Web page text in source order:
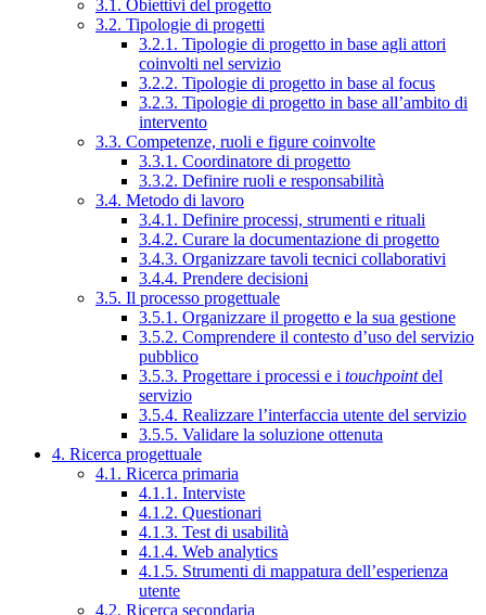
3.1. Obiettivi del progetto
3.2. Tipologie di progetti
3.2.1. Tipologie di progetto in base agli attori
coinvolti nel servizio
3.2.2. Tipologie di progetto in base al focus
3.2.3. Tipologie di progetto in base all’ambito di
intervento
3.3. Competenze, ruoli e figure coinvolte
3.3.1. Coordinatore di progetto
3.3.2. Definire ruoli e responsabilità
3.4. Metodo di lavoro
3.4.1. Definire processi, strumenti e rituali
3.4.2. Curare la documentazione di progetto
3.4.3. Organizzare tavoli tecnici collaborativi
3.4.4. Prendere decisioni
3.5. Il processo progettuale
3.5.1. Organizzare il progetto e la sua gestione
3.5.2. Comprendere il contesto d’uso del servizio
pubblico
3.5.3. Progettare i processi e i touchpointdel
servizio
3.5.4. Realizzare l’interfaccia utente del servizio
3.5.5. Validare la soluzione ottenuta
4. Ricerca progettuale
4.1. Ricerca primaria
4.1.1. Interviste
4.1.2. Questionari
4.1.3. Test di usabilità
4.1.4. Web analytics
4.1.5. Strumenti di mappatura dell’esperienza
utente
4.2. Ricerca secondaria